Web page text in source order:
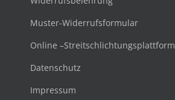
Muster-Widerrufsformular
Online –Streitschlichtungsplattform
Datenschutz
Impressum